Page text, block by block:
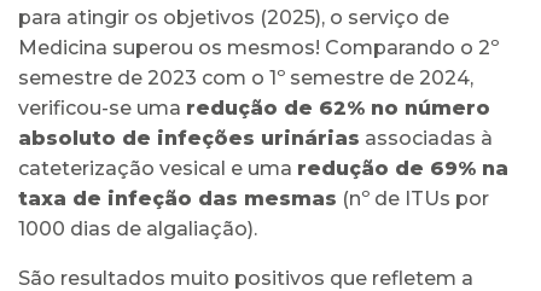
para atingir os objetivos (2025), o serviço de
Medicina superou os mesmos! Comparando o 2º
semestre de 2023 com o 1º semestre de 2024,
verificou-se uma redução de 62% no número
absoluto de infeções urinárias associadas à
cateterização vesical e uma redução de 69% na
taxa de infeção das mesmas (nº de ITUs por
1000 dias de algaliação).
São resultados muito positivos que refletem a